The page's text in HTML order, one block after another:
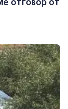
отговор от